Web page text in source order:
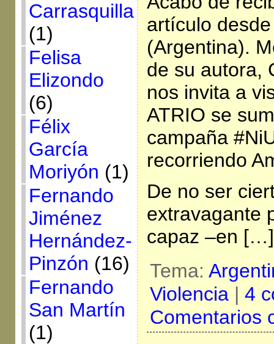
Carrasquilla
(1)
Felisa
Elizondo
(6)
Félix
García
Moriyón (1)
Fernando
Jiménez
Hernández-
Pinzón (16)
Fernando
San Martín
(1)
artículo
(Argentina).
de su autora,
nos invita a
ATRIO se
campaña
recorriendo
De no ser
extravagante
capaz –en […]
Tema:
Violencia| 4
Comentarios